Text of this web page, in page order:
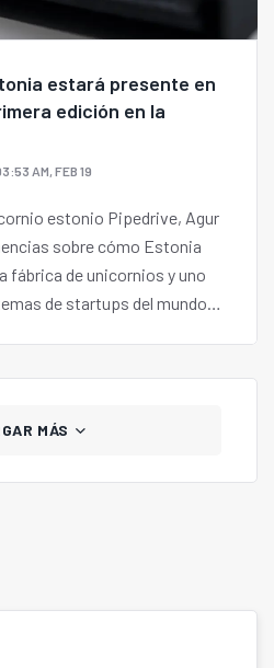
estará presente en
edición en la
AM, FEB 19
estonio Pipedrive, Agur
sobre cómo Estonia
fábrica de unicornios y uno
de startups del mundo,
MÁS